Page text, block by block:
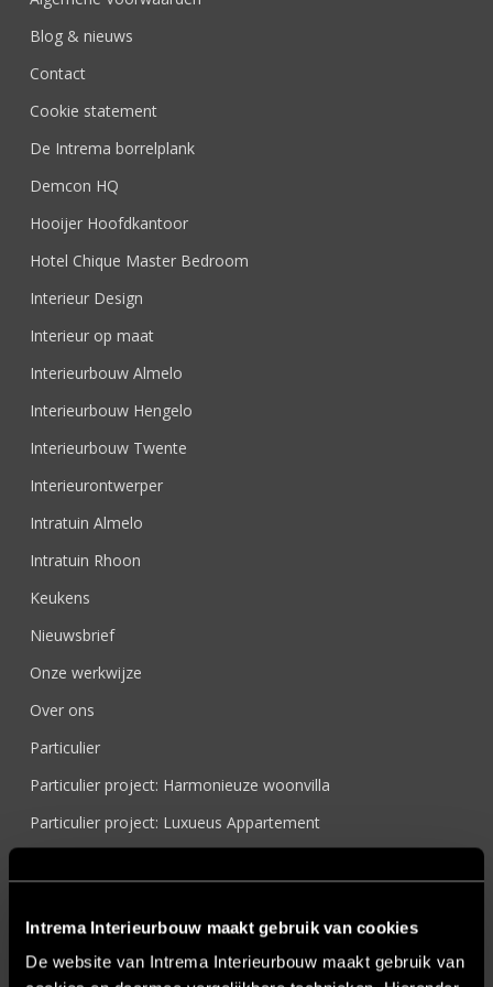
Intrema Interieurbouw maakt gebruik van cookies
De website van Intrema Interieurbouw maakt gebruik van
Blog & nieuws
Contact
Cookie statement
De Intrema borrelplank
Demcon HQ
Hooijer Hoofdkantoor
Hotel Chique Master Bedroom
Interieur Design
Interieur op maat
Interieurbouw Almelo
Interieurbouw Hengelo
Interieurbouw Twente
Interieurontwerper
Intratuin Almelo
Intratuin Rhoon
Keukens
Nieuwsbrief
Onze werkwijze
Over ons
Particulier
Particulier project: Harmonieuze woonvilla
Particulier project: Luxueus Appartement
Particulier project: Stijlvolle Woonvilla
Particulier project: Woonvilla met exclusief maatwerk